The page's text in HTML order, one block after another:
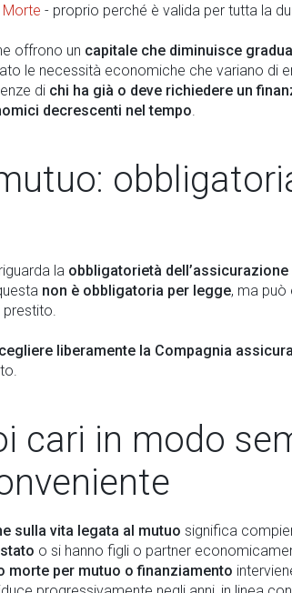
Morte - proprio perché è valida per tutta la
offrono un capitale che diminuisce
le necessità economiche che variano di
di chi ha già o deve richiedere un
decrescenti nel tempo.
la obbligatorietà
non è obbligatoria per legge, ma può
prestito.
liberamente la Compagnia
cari in modo
sulla vita legata al mutuo significa
o si hanno figli o partner
morte per mutuo o finanziamento